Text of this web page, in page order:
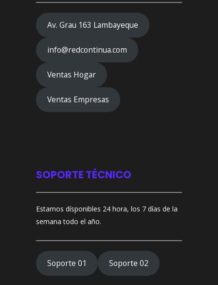
Av. Grau 163 Lambayeque
info@redcontinua.com
Ventas Hogar
Ventas Empresas
SOPORTE TÉCNICO
Estamos dísponibles 24 hora, los 7 días de la
semana todo el año.
Soporte 01 Soporte 02